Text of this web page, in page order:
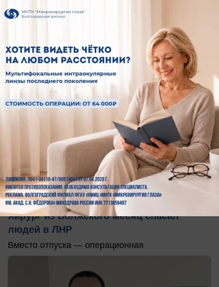
вчера в 21:25 0
Общество
Хирург из Волжского месяц спасал
людей в ЛНР
Вместо отпуска — операционная